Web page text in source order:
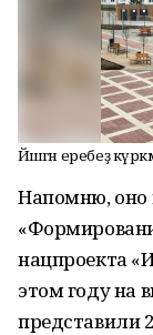
Йәшәгән еребеҙ
Напомню, оно
нацпроекта
этом году на
представили